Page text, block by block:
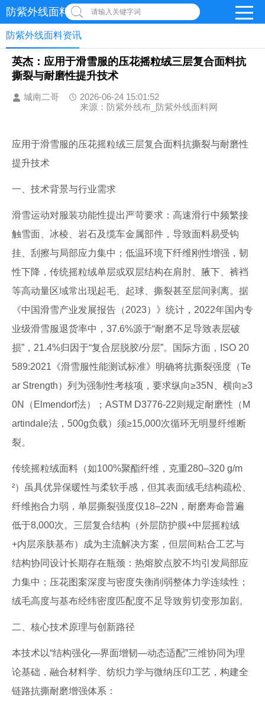
防紫外线面料网 请输入关键字词
防紫外线面料资讯
英杰：应用于滑雪服的压花摇粒绒三层复合面料抗
撕裂与耐磨性提升技术
城南二哥
2026-06-24 15:01:52
来源：防紫外线布_防紫外线面料网
应用于滑雪服的压花摇粒绒三层复合面料抗撕裂与耐磨性
提升技术
一、技术背景与行业需求
滑雪运动对服装功能性提出严苛要求：高速滑行中频繁接
触雪面、冰棱、岩石及缆车金属部件，导致面料易受钩
挂、刮擦与局部应力集中；低温环境下纤维刚性增强，韧
性下降，传统摇粒绒单层或双层结构在肩肘、腋下、裤裆
等高动量区域常出现起毛、起球、撕裂甚至层间剥离。据
《中国滑雪产业发展报告（2023）》统计，2022年国内专
业级滑雪服退货率中，37.6%源于“耐磨不足导致表层破
损”，21.4%归因于“复合层脱胶/分层”。国际方面，ISO 20
589:2021《滑雪服性能测试标准》明确将抗撕裂强度（Te
ar Strength）列为强制性考核项，要求纵向≥35N、横向≥3
0N（Elmendorf法）；ASTM D3776-22则规定耐磨性（M
artindale法，500g负载）须≥15,000次循环无明显纤维断
裂。
传统摇粒绒面料（如100%聚酯纤维，克重280–320 g/m
²）虽具优异保暖性与柔软手感，但其表面绒毛结构疏松、
纤维抱合力弱，单层撕裂强度仅18–22N，耐磨寿命普遍
低于8,000次。三层复合结构（外层防护膜+中层摇粒绒
+内层亲肤基布）成为主流解决方案，但层间粘合工艺与
结构协同设计长期存在瓶颈：热熔胶点胶不均引发局部应
力集中；压花图案深度与密度失衡削弱整体力学连续性；
绒毛高度与基布经纬密度匹配度不足导致剪切变形加剧。
二、核心技术原理与创新路径
本技术以“结构强化—界面增韧—动态适配”三维协同为理
论基础，融合材料学、纺织力学与微纳压印工艺，构建全
链路抗撕耐磨增强体系：